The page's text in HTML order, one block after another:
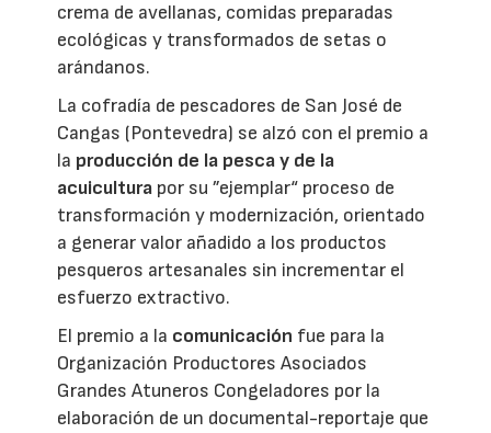
crema de avellanas, comidas preparadas
ecológicas y transformados de setas o
arándanos.
La cofradía de pescadores de San José de
Cangas (Pontevedra) se alzó con el premio a
la producción de la pesca y de la
acuicultura por su ”ejemplar“ proceso de
transformación y modernización, orientado
a generar valor añadido a los productos
pesqueros artesanales sin incrementar el
esfuerzo extractivo.
El premio a la comunicación fue para la
Organización Productores Asociados
Grandes Atuneros Congeladores por la
elaboración de un documental-reportaje que